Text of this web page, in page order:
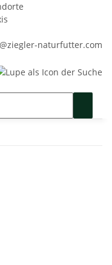
naturfutter.com
%